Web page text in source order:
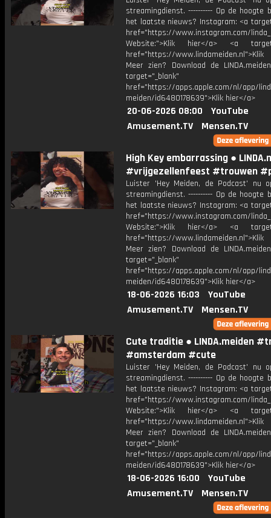
streamingdienst. ---------- Op de hoogte
het laatste nieuws? Instagram: <a
href="https://www.instagram.com/
Website:">Klik hier</a> <a
href="https://
Meer zien? Download de
target="_blank"
href="https://apps.apple.com/nl/app/
meiden/id6480178639">Klik hier</a>
20-06-2026 08:00
YouTube
Amusement.TV
Mensen.TV
High Key embarrassing ●
#vrijgezellenfeest #trouwen
Luister 'Hey Meiden, de Podcast' nu
streamingdienst. ---------- Op de hoogte
het laatste nieuws? Instagram: <a
href="https://www.instagram.com/
Website:">Klik hier</a> <a
href="https://
Meer zien? Download de
target="_blank"
href="https://apps.apple.com/nl/app/
meiden/id6480178639">Klik hier</a>
18-06-2026 16:03
YouTube
Amusement.TV
Mensen.TV
Cute traditie ● LINDA.meiden
#amsterdam #cute
Luister 'Hey Meiden, de Podcast' nu
streamingdienst. ---------- Op de hoogte
het laatste nieuws? Instagram: <a
href="https://www.instagram.com/
Website:">Klik hier</a> <a
href="https://
Meer zien? Download de
target="_blank"
href="https://apps.apple.com/nl/app/
meiden/id6480178639">Klik hier</a>
18-06-2026 16:00
YouTube
Amusement.TV
Mensen.TV